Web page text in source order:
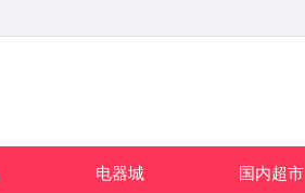
电器城 国内超市